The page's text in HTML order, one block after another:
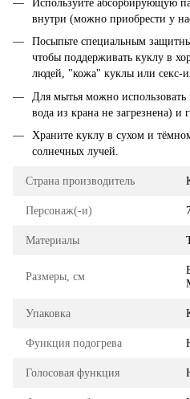
Используйте абсорбирующую
внутри (можно приобрести у
Посыпьте специальным
чтобы поддерживать куклу в
людей, "кожа" куклы или секс-
Для мытья можно
вода из крана не загрезнена) и
Храните куклу в сухом и
солнечных лучей.
Страна производитель
Персонаж(-и)
Материалы
Размеры, см
Упаковка
Функция подогрева
Голосовая функция